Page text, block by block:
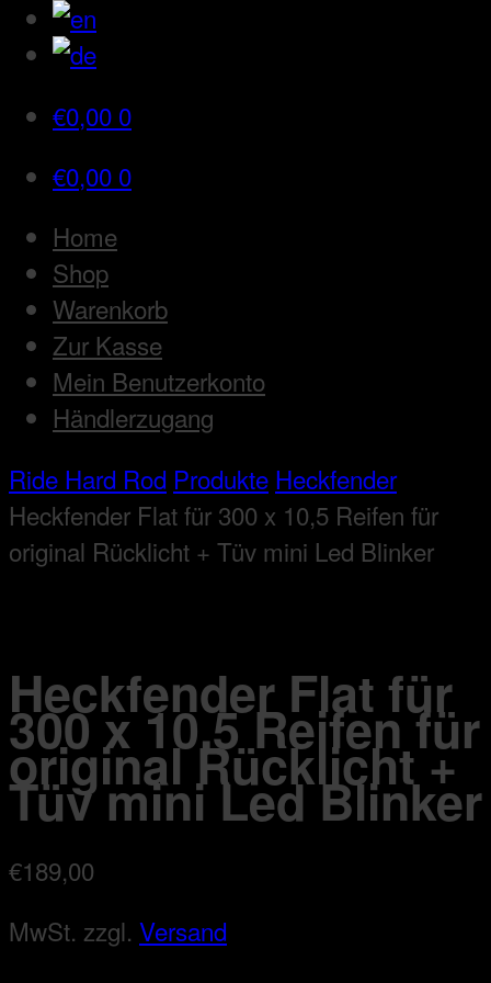
€0,00 0
€0,00 0
Home
Shop
Warenkorb
Zur Kasse
Mein Benutzerkonto
Händlerzugang
Ride Hard Rod Produkte Heckfender
Heckfender Flat für 300 x 10,5 Reifen für
original Rücklicht + Tüv mini Led Blinker
Heckfender Flat für
300 x 10,5 Reifen für
original Rücklicht +
Tüv mini Led Blinker
€189,00
MwSt. zzgl. Versand